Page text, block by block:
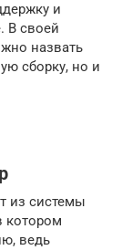
и
В своей
назвать
сборку, но и
из системы
котором
ведь